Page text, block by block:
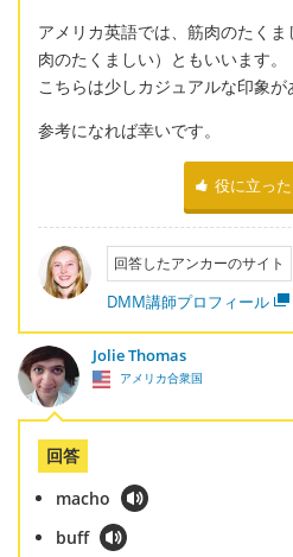
アメリカ英語では、筋肉のたく
肉のたくましい）ともいいます。
こちらは少しカジュアルな印象が
参考になれば幸いです。
役に立った
回答したアンカーのサイト
DMM講師プロフィール
Jolie Thomas
アメリカ合衆国
回答
macho
buff